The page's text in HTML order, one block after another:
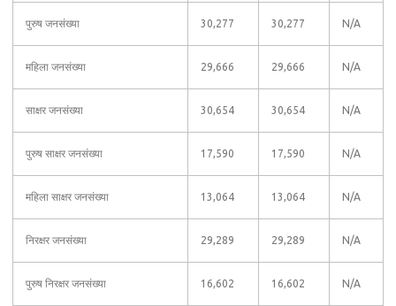
पुरुष जनसंख्या 30,277 30,277 N/A
महिला जनसंख्या 29,666 29,666 N/A
साक्षर जनसंख्या 30,654 30,654 N/A
पुरुष साक्षर जनसंख्या 17,590 17,590 N/A
महिला साक्षर जनसंख्या 13,064 13,064 N/A
निरक्षर जनसंख्या 29,289 29,289 N/A
पुरुष निरक्षर जनसंख्या 16,602 16,602 N/A